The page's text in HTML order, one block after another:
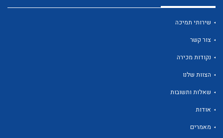
לכל מוצרי היצרן
שירותי תמיכה
צור קשר
נקודות מכירה
הצוות שלנו
שאלות ותשובות
אודות
מאמרים